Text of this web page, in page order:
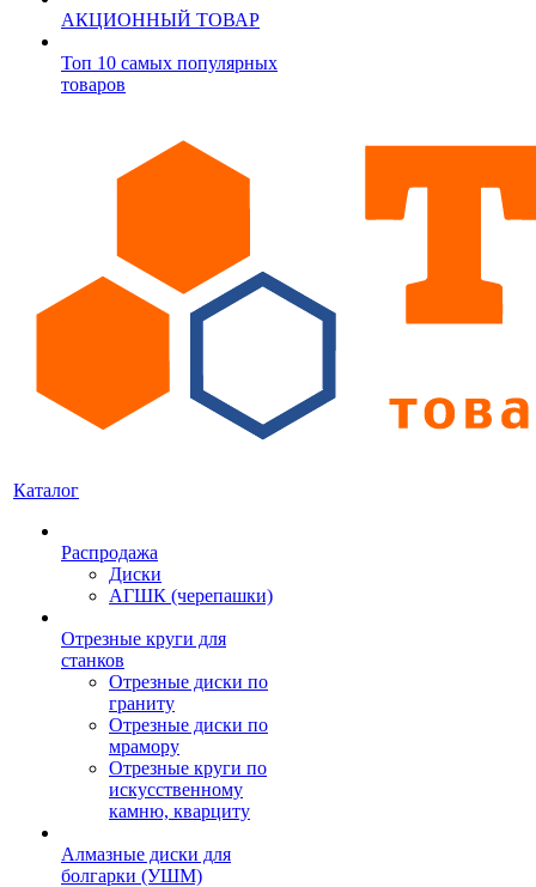
АКЦИОННЫЙ ТОВАР
Топ 10 самых популярных
товаров
Каталог
Распродажа
Диски
АГШК (черепашки)
Отрезные круги для
станков
Отрезные диски по
граниту
Отрезные диски по
мрамору
Отрезные круги по
искусственному
камню, кварциту
Алмазные диски для
болгарки (УШМ)